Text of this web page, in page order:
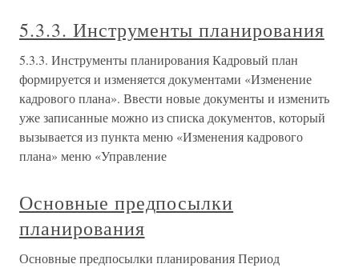
5.3.3. Инструменты планирования
5.3.3. Инструменты планирования Кадровый план
формируется и изменяется документами «Изменение
кадрового плана». Ввести новые документы и изменить
уже записанные можно из списка документов, который
вызывается из пункта меню «Изменения кадрового
плана» меню «Управление
Основные предпосылки
планирования
Основные предпосылки планирования Период